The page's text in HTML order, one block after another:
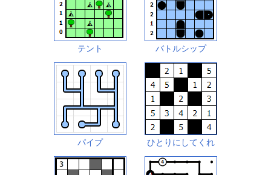
テント バトルシップ
パイプ ひとりにしてくれ